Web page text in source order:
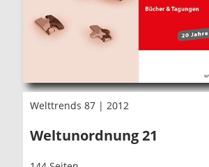
Welttrends 87 | 2012
Weltunordnung 21